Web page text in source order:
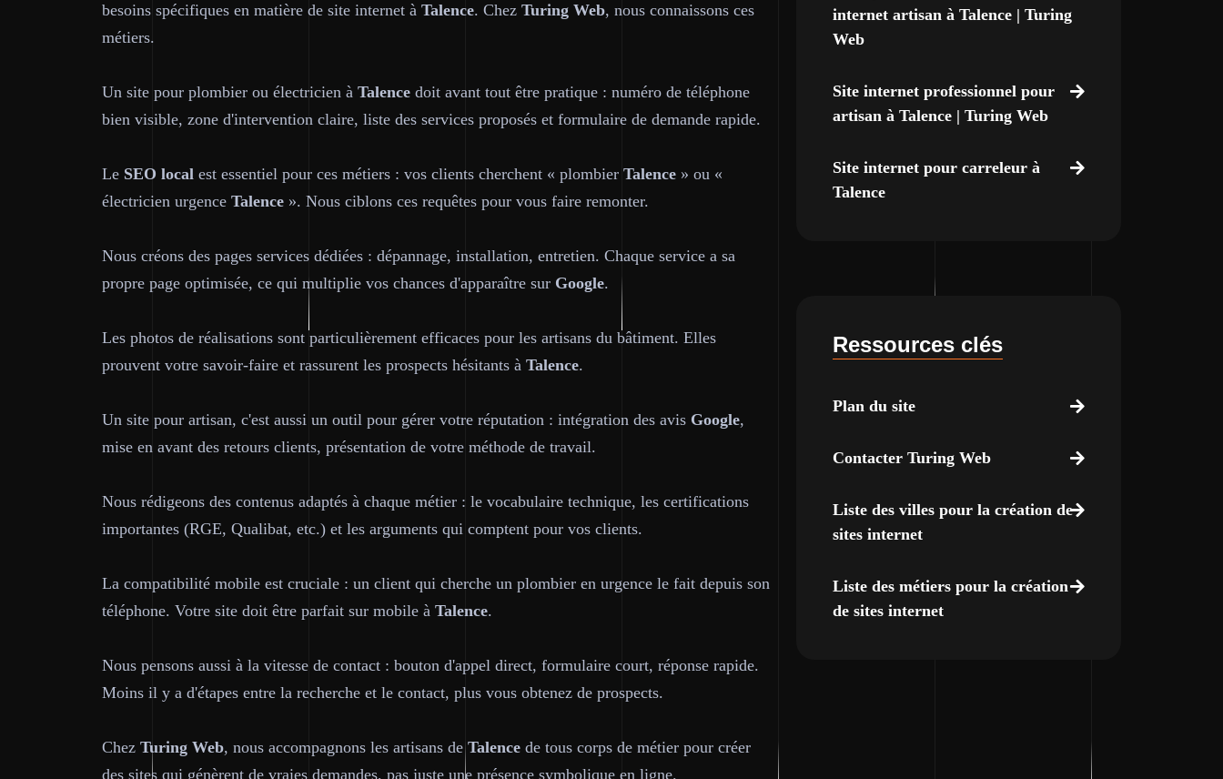
besoins spécifiques en matière de site internet à Talence. Chez Turing Web, nous connaissons ces
métiers.
Un site pour plombier ou électricien à Talence doit avant tout être pratique : numéro de téléphone
bien visible, zone d'intervention claire, liste des services proposés et formulaire de demande rapide.
Le SEO local est essentiel pour ces métiers : vos clients cherchent « plombier Talence » ou «
électricien urgence Talence ». Nous ciblons ces requêtes pour vous faire remonter.
Nous créons des pages services dédiées : dépannage, installation, entretien. Chaque service a sa
propre page optimisée, ce qui multiplie vos chances d'apparaître sur Google.
Les photos de réalisations sont particulièrement efficaces pour les artisans du bâtiment. Elles
prouvent votre savoir-faire et rassurent les prospects hésitants à Talence.
Un site pour artisan, c'est aussi un outil pour gérer votre réputation : intégration des avis Google,
mise en avant des retours clients, présentation de votre méthode de travail.
Nous rédigeons des contenus adaptés à chaque métier : le vocabulaire technique, les certifications
importantes (RGE, Qualibat, etc.) et les arguments qui comptent pour vos clients.
La compatibilité mobile est cruciale : un client qui cherche un plombier en urgence le fait depuis son
téléphone. Votre site doit être parfait sur mobile à Talence.
Nous pensons aussi à la vitesse de contact : bouton d'appel direct, formulaire court, réponse rapide.
Moins il y a d'étapes entre la recherche et le contact, plus vous obtenez de prospects.
Chez Turing Web, nous accompagnons les artisans deTalence de tous corps de métier pour créer
des sites qui génèrent de vraies demandes, pas juste une présence symbolique en ligne.
internet artisan à Talence | Turing
Web
Site internet professionnel pour
artisan à Talence | Turing Web
Site internet pour carreleur à
Talence
Ressources clés
Plan du site
Contacter Turing Web
Liste des villes pour la création de
sites internet
Liste des métiers pour la création
de sites internet